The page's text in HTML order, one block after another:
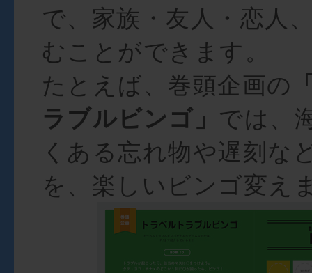
で、家族・友人・恋人
むことができます。
たとえば、巻頭企画の
ラブルビンゴ」 では、
くある忘れ物や遅刻な
を、楽しいビンゴ変え